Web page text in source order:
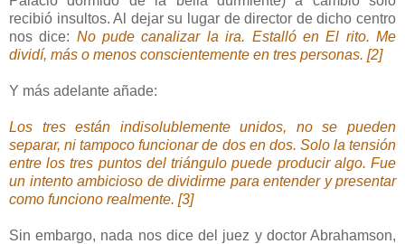
recibió insultos. Al dejar su lugar de director de dicho centro
nos dice: No pude canalizar la ira. Estalló en El rito. Me
dividí, más o menos conscientemente en tres personas. [2]
Y más adelante añade:
Los tres están indisolublemente unidos, no se pueden
separar, ni tampoco funcionar de dos en dos. Solo la tensión
entre los tres puntos del triángulo puede producir algo. Fue
un intento ambicioso de dividirme para entender y presentar
como funciono realmente. [3]
Sin embargo, nada nos dice del juez y doctor Abrahamson,